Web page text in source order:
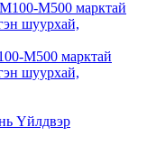
М500 марктай
шуурхай,